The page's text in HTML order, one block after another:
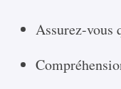
Assurez-vous